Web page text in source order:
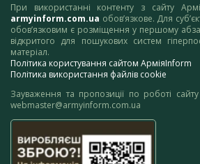
При використанні контенту з сайту
armyinform.com.ua обов’язкове. Для
обов’язковим є розміщення у першому
відкритого для пошукових систем
матеріал.
Політика користування сайтом АрміяInform
Політика використання файлів cookie
Зауваження та пропозиції по роботі
webmaster@armyinform.com.ua